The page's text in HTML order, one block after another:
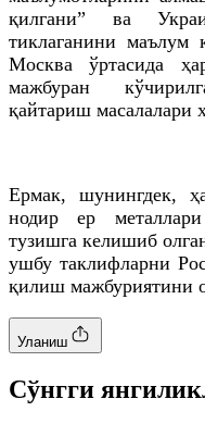
қилгани” ва
тиклаганини маълум
Москва ўртасида
мажбуран
қайтариш масалалари
Ермак, шунингдек,
нодир ер
тузишга келишиб
ушбу таклифларни
қилиш мажбуриятини
Уланиш
Cўнгги